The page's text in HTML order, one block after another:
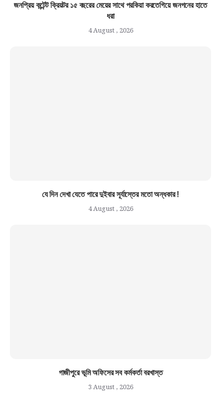
জনপ্রিয় কন্টেন্ট ক্রিয়টর ১৫ বছরের মেয়ের সাথে পরকিয়া করতেগিয়ে জনগনের হাতে
ধরা
4 August , 2026
যে দিন দেখা যেতে পারে দুইবার সূর্যাস্তের মতো অন্ধকার !
4 August , 2026
গাজীপুরে ভূমি অফিসের সব কর্মকর্তা বরখাস্ত
3 August , 2026